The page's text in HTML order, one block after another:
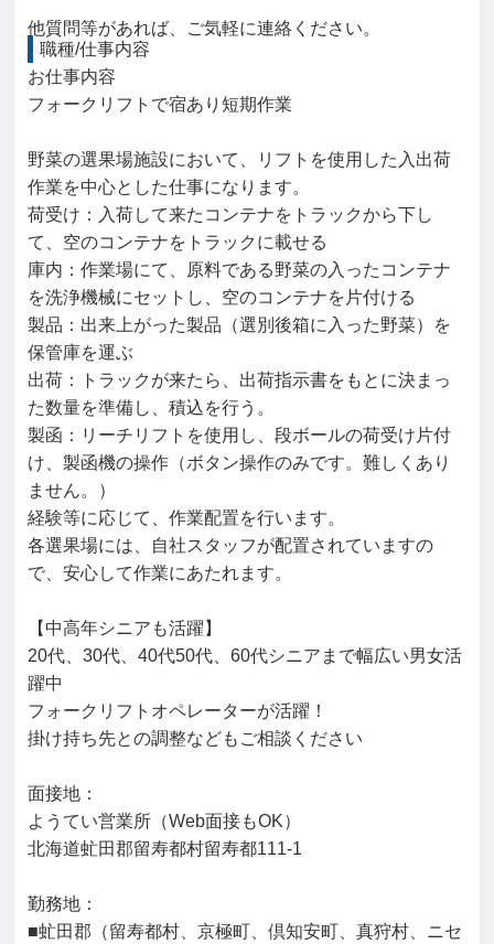
他質問等があれば、ご気軽に連絡ください。
職種/仕事内容
お仕事内容
フォークリフトで宿あり短期作業
野菜の選果場施設において、リフトを使用した入出荷
作業を中心とした仕事になります。
荷受け：入荷して来たコンテナをトラックから下し
て、空のコンテナをトラックに載せる
庫内：作業場にて、原料である野菜の入ったコンテナ
を洗浄機械にセットし、空のコンテナを片付ける
製品：出来上がった製品（選別後箱に入った野菜）を
保管庫を運ぶ
出荷：トラックが来たら、出荷指示書をもとに決まっ
た数量を準備し、積込を行う。
製函：リーチリフトを使用し、段ボールの荷受け片付
け、製函機の操作（ボタン操作のみです。難しくあり
ません。）
経験等に応じて、作業配置を行います。
各選果場には、自社スタッフが配置されていますの
で、安心して作業にあたれます。
【中高年シニアも活躍】
20代、30代、40代50代、60代シニアまで幅広い男女活
躍中
フォークリフトオペレーターが活躍！
掛け持ち先との調整などもご相談ください
面接地：
ようてい営業所（Web面接もOK）
北海道虻田郡留寿都村留寿都111-1
勤務地：
■虻田郡（留寿都村、京極町、倶知安町、真狩村、ニセ